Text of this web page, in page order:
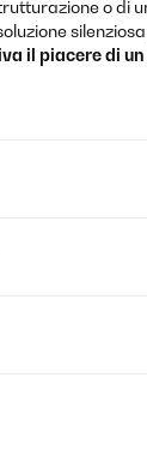
o di
il piacere di